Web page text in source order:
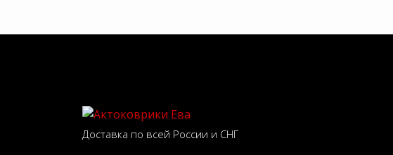
Доставка по всей России и СНГ